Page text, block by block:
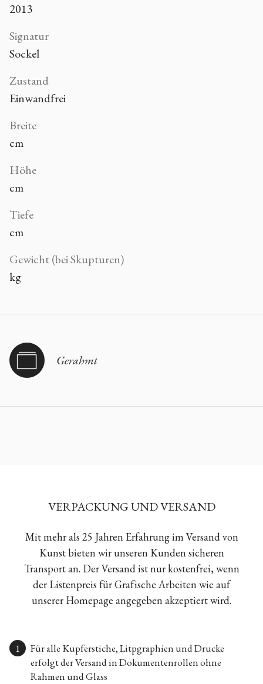
2013
Signatur
Sockel
Zustand
Einwandfrei
Breite
cm
Höhe
cm
Tiefe
cm
Gewicht (bei Skupturen)
kg
Gerahmt
VERPACKUNG UND VERSAND
Mit mehr als 25 Jahren Erfahrung im Versand von
Kunst bieten wir unseren Kunden sicheren
Transport an. Der Versand ist nur kostenfrei, wenn
der Listenpreis für Grafische Arbeiten wie auf
unserer Homepage angegeben akzeptiert wird.
Für alle Kupferstiche, Litpgraphien und Drucke
erfolgt der Versand in Dokumentenrollen ohne
Rahmen und Glass